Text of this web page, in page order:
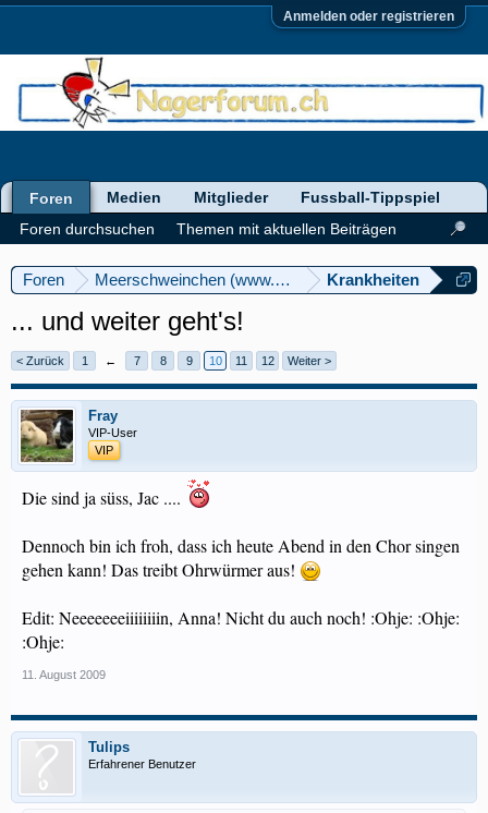
Anmelden oder registrieren
Foren Meerschweinchen (www.meerschweinforum.ch)
Krankheiten
... und weiter geht's!
< Zurück 1 ← 7 8 9 10 11 12 Weiter >
Fray
VIP-User
VIP
Die sind ja süss, Jac ....
Dennoch bin ich froh, dass ich heute Abend in den Chor singen
gehen kann! Das treibt Ohrwürmer aus!
Edit: Neeeeeeeiiiiiiiin, Anna! Nicht du auch noch! :Ohje: :Ohje:
:Ohje:
11. August 2009
Tulips
Erfahrener Benutzer
Foren
Foren durchsuchen
Themen mit aktuellen Beiträgen
Medien Mitglieder Fussball-Tippspiel